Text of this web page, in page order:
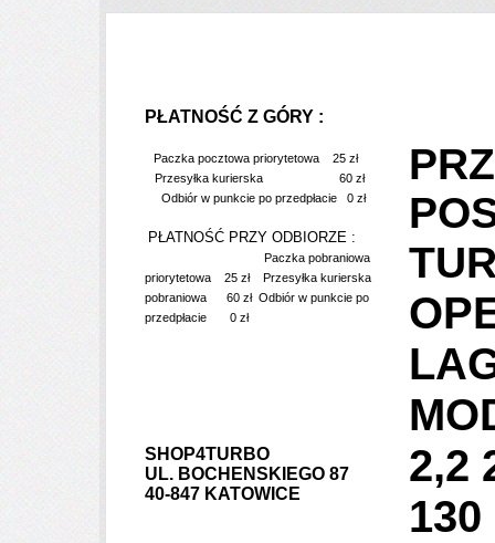
PŁATNOŚĆ Z GÓRY :
Paczka pocztowa priorytetowa 25 zł
Przesyłka kurierska 60 zł
Odbiór w punkcie po przedpłacie 0 zł
PŁATNOŚĆ PRZY ODBIORZE :
Paczka pobraniowa
priorytetowa 25 zł Przesyłka kurierska
pobraniowa 60 zł Odbiór w punkcie po
przedpłacie 0 zł
SHOP4TURBO
UL. BOCHENSKIEGO 87
40-847 KATOWICE
2,2
130